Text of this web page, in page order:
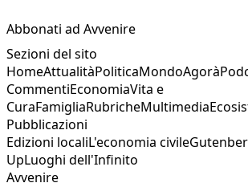
Abbonati ad Avvenire
Sezioni del sito
HomeAttualitàPoliticaMondoAgorà
CommentiEconomiaVita e
CuraFamigliaRubricheMultimedia
Pubblicazioni
Edizioni localiL'economia civile
UpLuoghi dell'Infinito
Avvenire